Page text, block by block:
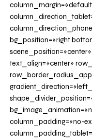
bg_position=»right
text_align=»center»
column_padding=»no-